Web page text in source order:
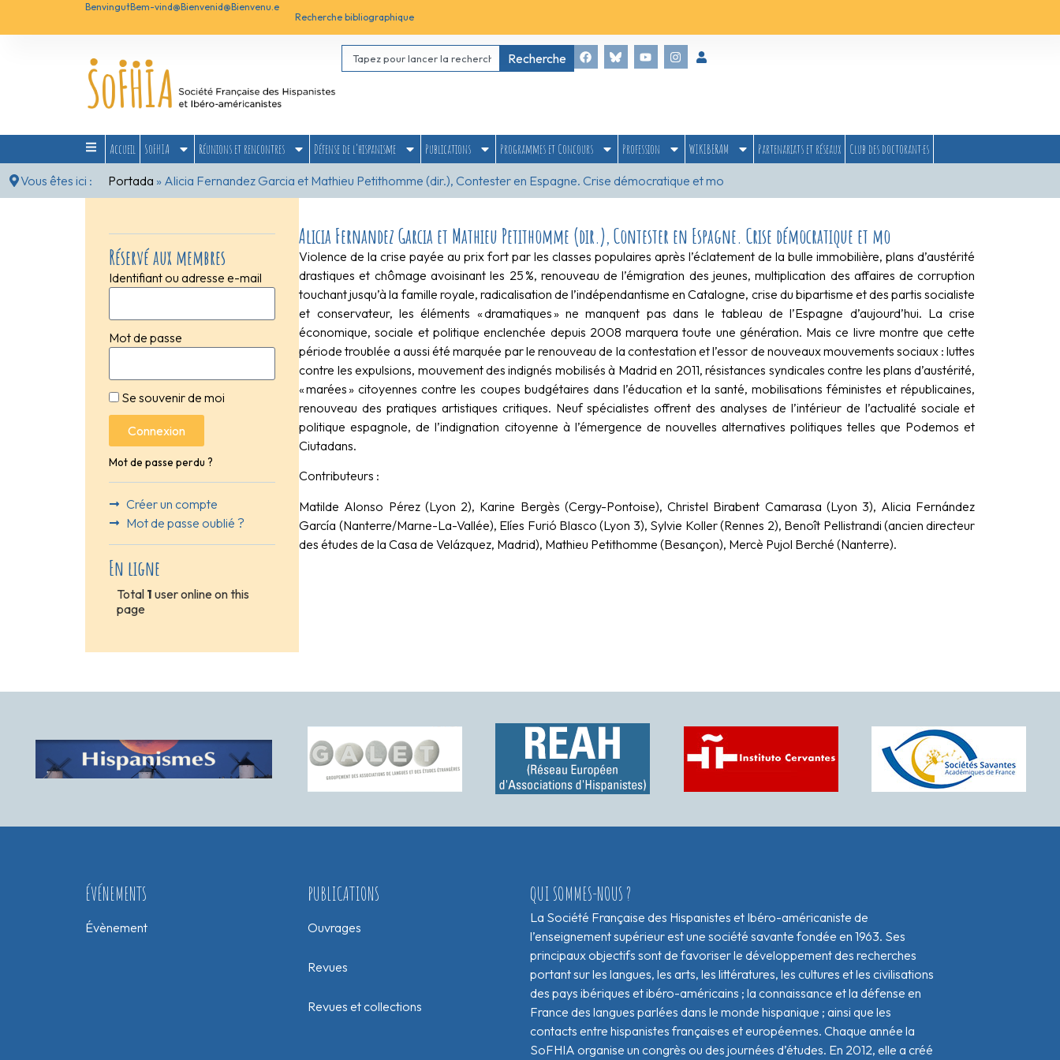
BenvingutBem-vind@Bienvenid@Bienvenu.e
Recherche bibliographique
Recherche
Accueil SoFHIA Réunions et rencontres Défense de l’hispanisme Publications Programmes et Concours Profession WIKIBERAM Partenariats et réseaux
Club des doctorant·es
Vous êtes ici :
Portada » Alicia Fernandez Garcia et Mathieu Petithomme (dir.), Contester en Espagne. Crise démocratique et mo
Réservé aux membres
Identifiant ou adresse e-mail
Mot de passe
Se souvenir de moi
Connexion
Mot de passe perdu ?
Créer un compte
Mot de passe oublié ?
En ligne
Total 1 user online on this
page
Alicia Fernandez Garcia et Mathieu Petithomme (dir.), Contester en Espagne. Crise démocratique et mo
Violence de la crise payée au prix fort par les classes populaires après l’éclatement de la bulle immobilière, plans d’austérité
drastiques et chômage avoisinant les 25 %, renouveau de l’émigration des jeunes, multiplication des affaires de corruption
touchant jusqu’à la famille royale, radicalisation de l’indépendantisme en Catalogne, crise du bipartisme et des partis socialiste
et conservateur, les éléments « dramatiques » ne manquent pas dans le tableau de l’Espagne d’aujourd’hui. La crise
économique, sociale et politique enclenchée depuis 2008 marquera toute une génération. Mais ce livre montre que cette
période troublée a aussi été marquée par le renouveau de la contestation et l’essor de nouveaux mouvements sociaux : luttes
contre les expulsions, mouvement des indignés mobilisés à Madrid en 2011, résistances syndicales contre les plans d’austérité,
« marées » citoyennes contre les coupes budgétaires dans l’éducation et la santé, mobilisations féministes et républicaines,
renouveau des pratiques artistiques critiques. Neuf spécialistes offrent des analyses de l’intérieur de l’actualité sociale et
politique espagnole, de l’indignation citoyenne à l’émergence de nouvelles alternatives politiques telles que Podemos et
Ciutadans.
Contributeurs :
Matilde Alonso Pérez (Lyon 2), Karine Bergès (Cergy-Pontoise), Christel Birabent Camarasa (Lyon 3), Alicia Fernández
García (Nanterre/Marne-La-Vallée), Elíes Furió Blasco (Lyon 3), Sylvie Koller (Rennes 2), Benoît Pellistrandi (ancien directeur
des études de la Casa de Velázquez, Madrid), Mathieu Petithomme (Besançon), Mercè Pujol Berché (Nanterre).
ÉVÉNEMENTS
Évènement
PUBLICATIONS
Ouvrages
Revues
Revues et collections
QUI SOMMES-NOUS ?
La Société Française des Hispanistes et Ibéro-américaniste de
l’enseignement supérieur est une société savante fondée en 1963. Ses
principaux objectifs sont de favoriser le développement des recherches
portant sur les langues, les arts, les littératures, les cultures et les civilisations
des pays ibériques et ibéro-américains ; la connaissance et la défense en
France des langues parlées dans le monde hispanique ; ainsi que les
contacts entre hispanistes français·es et européen·nes. Chaque année la
SoFHIA organise un congrès ou des journées d’études. En 2012, elle a créé